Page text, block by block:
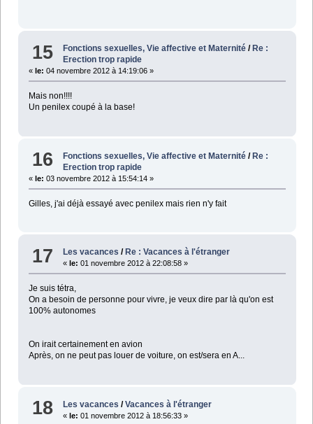
15 Fonctions sexuelles, Vie affective et Maternité / Re :
Erection trop rapide
« le: 04 novembre 2012 à 14:19:06 »
Mais non!!!!
Un penilex coupé à la base!
16 Fonctions sexuelles, Vie affective et Maternité / Re :
Erection trop rapide
« le: 03 novembre 2012 à 15:54:14 »
Gilles, j'ai déjà essayé avec penilex mais rien n'y fait
17 Les vacances / Re : Vacances à l'étranger
« le: 01 novembre 2012 à 22:08:58 »
Je suis tétra,
On a besoin de personne pour vivre, je veux dire par là qu'on est
100% autonomes
On irait certainement en avion
Après, on ne peut pas louer de voiture, on est/sera en A...
18 Les vacances /Vacances à l'étranger
«le: 01 novembre 2012 à 18:56:33 »